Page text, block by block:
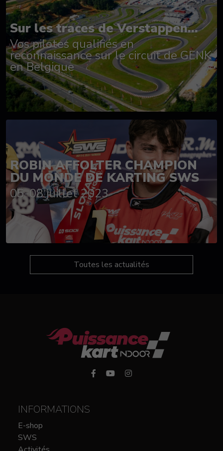
Sur les traces de Verstappen...
Vos pilotes qualifiés en
reconnaissance sur le circuit de GENK
en Belgique
ROBIN AFFOLTER CHAMPION
DU MONDE DE KARTING SWS
05-08 juillet 2023
Toutes les actualités
INFORMATIONS
E-shop
SWS